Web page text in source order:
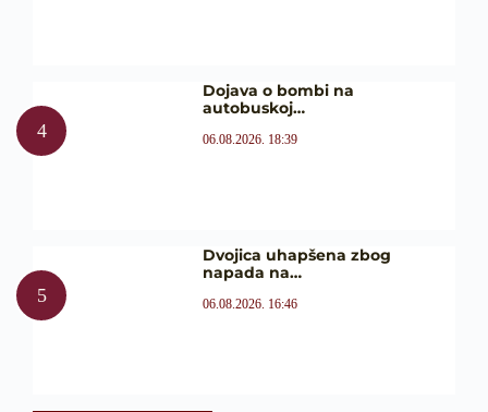
Dojava o bombi na
autobuskoj…
06.08.2026. 18:39
Dvojica uhapšena zbog
napada na…
06.08.2026. 16:46